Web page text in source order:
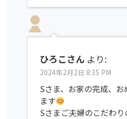
ひろこさん より:
2024年2月2日 8:35 PM
Sさま、お家の完成、
ます
Sさまご夫婦のこだわ